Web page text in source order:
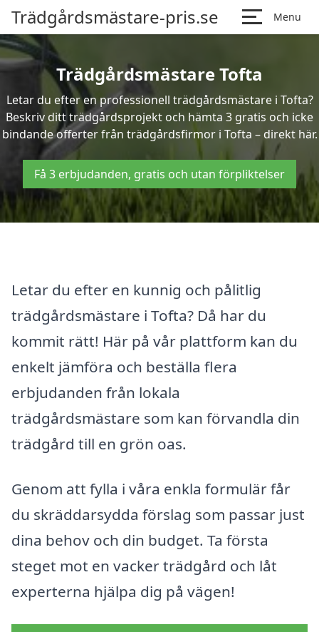
Trädgårdsmästare-pris.se Menu
Trädgårdsmästare Tofta
Letar du efter en professionell trädgårdsmästare i Tofta?
Beskriv ditt trädgårdsprojekt och hämta 3 gratis och icke
bindande offerter från trädgårdsfirmor i Tofta – direkt här.
Få 3 erbjudanden, gratis och utan förpliktelser
Letar du efter en kunnig och pålitlig
trädgårdsmästare i Tofta? Då har du
kommit rätt! Här på vår plattform kan du
enkelt jämföra och beställa flera
erbjudanden från lokala
trädgårdsmästare som kan förvandla din
trädgård till en grön oas.
Genom att fylla i våra enkla formulär får
du skräddarsydda förslag som passar just
dina behov och din budget. Ta första
steget mot en vacker trädgård och låt
experterna hjälpa dig på vägen!